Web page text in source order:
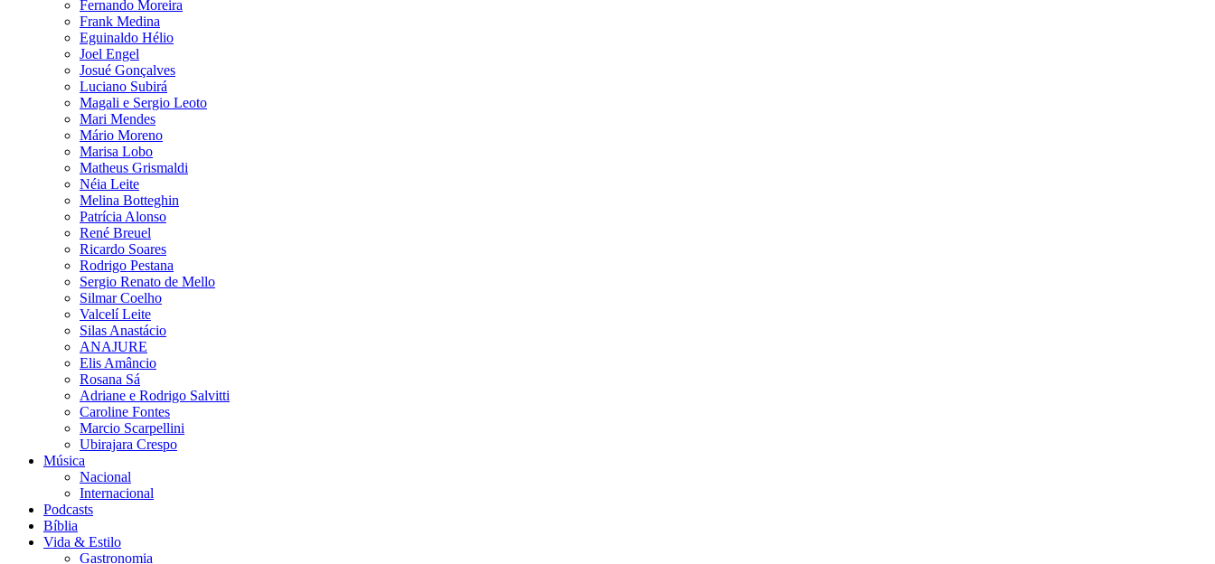
Fernando Moreira
Frank Medina
Eguinaldo Hélio
Joel Engel
Josué Gonçalves
Luciano Subirá
Magali e Sergio Leoto
Mari Mendes
Mário Moreno
Marisa Lobo
Matheus Grismaldi
Néia Leite
Melina Botteghin
Patrícia Alonso
René Breuel
Ricardo Soares
Rodrigo Pestana
Sergio Renato de Mello
Silmar Coelho
Valcelí Leite
Silas Anastácio
ANAJURE
Elis Amâncio
Rosana Sá
Adriane e Rodrigo Salvitti
Caroline Fontes
Marcio Scarpellini
Ubirajara Crespo
Música
Nacional
Internacional
Podcasts
Bíblia
Vida & Estilo
Gastronomia